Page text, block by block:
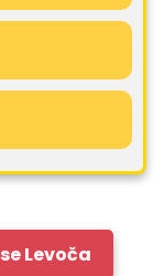
Levoča